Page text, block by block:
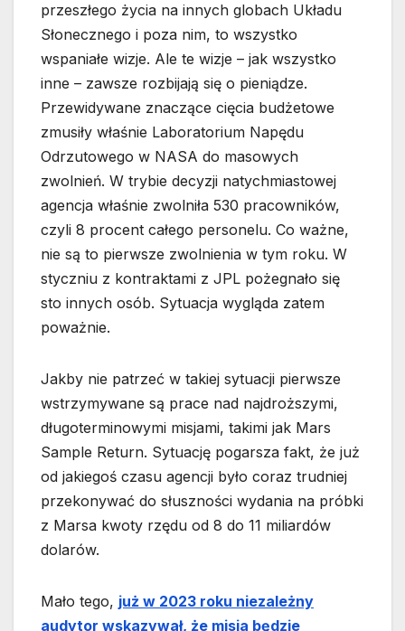
przeszłego życia na innych globach Układu
Słonecznego i poza nim, to wszystko
wspaniałe wizje. Ale te wizje – jak wszystko
inne – zawsze rozbijają się o pieniądze.
Przewidywane znaczące cięcia budżetowe
zmusiły właśnie Laboratorium Napędu
Odrzutowego w NASA do masowych
zwolnień. W trybie decyzji natychmiastowej
agencja właśnie zwolniła 530 pracowników,
czyli 8 procent całego personelu. Co ważne,
nie są to pierwsze zwolnienia w tym roku. W
styczniu z kontraktami z JPL pożegnało się
sto innych osób. Sytuacja wygląda zatem
poważnie.
Jakby nie patrzeć w takiej sytuacji pierwsze
wstrzymywane są prace nad najdroższymi,
długoterminowymi misjami, takimi jak Mars
Sample Return. Sytuację pogarsza fakt, że już
od jakiegoś czasu agencji było coraz trudniej
przekonywać do słuszności wydania na próbki
z Marsa kwoty rzędu od 8 do 11 miliardów
dolarów.
Mało tego, już w 2023 roku niezależny
audytor wskazywał, że misja będzie